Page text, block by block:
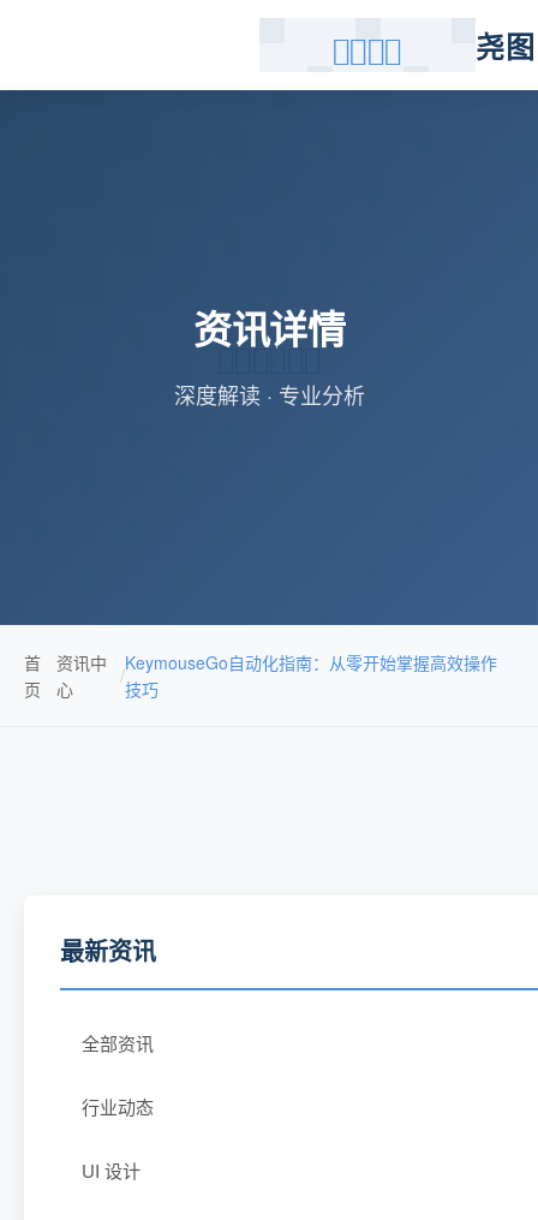
尧
资讯详情
深度解读 · 专业分析
首
页
资讯中
心
/
KeymouseGo自动化指南：从零开始掌握高效操作
技巧
最新资讯
全部资讯
行业动态
UI 设计